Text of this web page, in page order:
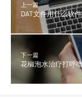
上一篇
DAT文件用什么软
下一篇
花椒泡水治疗打呼